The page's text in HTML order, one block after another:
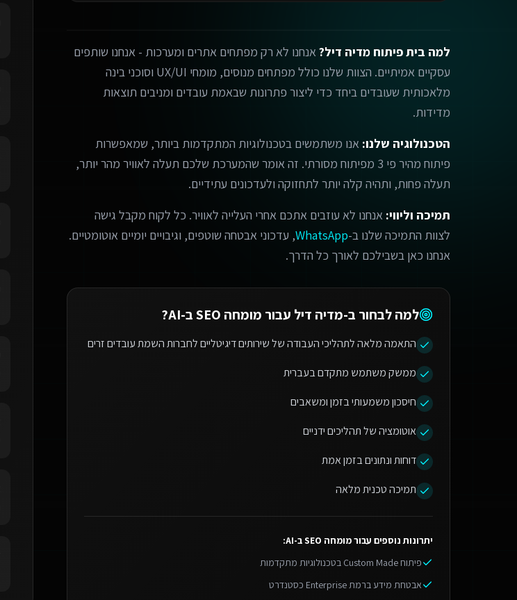
למה בית פיתוח מדיה דיל? אנחנו לא רק מפתחים אתרים ומערכות - אנחנו שותפים
עסקיים אמיתיים. הצוות שלנו כולל מפתחים מנוסים, מומחי UX/UI וסוכני בינה
מלאכותית שעובדים ביחד כדי ליצור פתרונות שבאמת עובדים ומניבים תוצאות
מדידות.
הטכנולוגיה שלנו: אנו משתמשים בטכנולוגיות המתקדמות ביותר, שמאפשרות
פיתוח מהיר פי 3 מפיתוח מסורתי. זה אומר שהמערכת שלכם תעלה לאוויר מהר יותר,
תעלה פחות, ותהיה קלה יותר לתחזוקה ולעדכונים עתידיים.
תמיכה וליווי: אנחנו לא עוזבים אתכם אחרי העלייה לאוויר. כל לקוח מקבל גישה
לצוות התמיכה שלנו ב-WhatsApp, עדכוני אבטחה שוטפים, וגיבויים יומיים אוטומטיים.
אנחנו כאן בשבילכם לאורך כל הדרך.
למה לבחור ב-מדיה דיל עבור מומחה SEO ב-AI ?
התאמה מלאה לתהליכי העבודה של שירותים דיגיטליים לחברות השמת עובדים זרים
ממשק משתמש מתקדם בעברית
חיסכון משמעותי בזמן ומשאבים
אוטומציה של תהליכים ידניים
דוחות ונתונים בזמן אמת
תמיכה טכנית מלאה
יתרונות נוספים עבורמומחה SEO ב-AI
:
פיתוח Custom Made בטכנולוגיות מתקדמות
אבטחת מידע ברמת Enterprise כסטנדרט